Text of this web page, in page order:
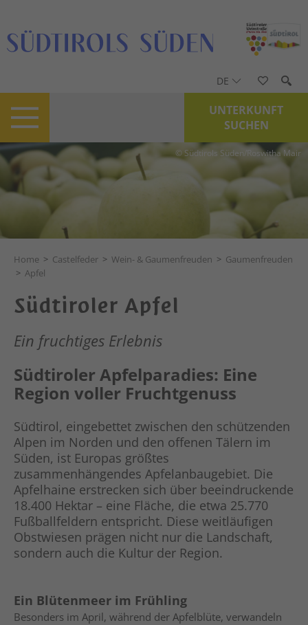
DE
UNTERKUNFT
SUCHEN
© Südtirols Süden/Roswitha Mair
Home > Castelfeder > Wein- & Gaumenfreuden > Gaumenfreuden
> Apfel
Südtiroler Apfel
Ein fruchtiges Erlebnis
Südtiroler Apfelparadies: Eine
Region voller Fruchtgenuss
Südtirol, eingebettet zwischen den schützenden
Alpen im Norden und den offenen Tälern im
Süden, ist Europas größtes
zusammenhängendes Apfelanbaugebiet. Die
Apfelhaine erstrecken sich über beeindruckende
18.400 Hektar – eine Fläche, die etwa 25.770
Fußballfeldern entspricht. Diese weitläufigen
Obstwiesen prägen nicht nur die Landschaft,
sondern auch die Kultur der Region.
Ein Blütenmeer im Frühling
Besonders im April, während der Apfelblüte, verwandeln